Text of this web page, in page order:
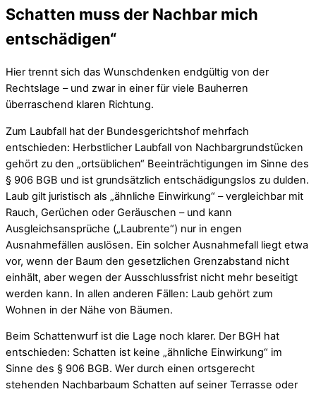
Schatten muss der Nachbar mich
entschädigen“
Hier trennt sich das Wunschdenken endgültig von der
Rechtslage – und zwar in einer für viele Bauherren
überraschend klaren Richtung.
Zum Laubfall hat der Bundesgerichtshof mehrfach
entschieden: Herbstlicher Laubfall von Nachbargrundstücken
gehört zu den „ortsüblichen“ Beeinträchtigungen im Sinne des
§ 906 BGB und ist grundsätzlich entschädigungslos zu dulden.
Laub gilt juristisch als „ähnliche Einwirkung“ – vergleichbar mit
Rauch, Gerüchen oder Geräuschen – und kann
Ausgleichsansprüche („Laubrente“) nur in engen
Ausnahmefällen auslösen. Ein solcher Ausnahmefall liegt etwa
vor, wenn der Baum den gesetzlichen Grenzabstand nicht
einhält, aber wegen der Ausschlussfrist nicht mehr beseitigt
werden kann. In allen anderen Fällen: Laub gehört zum
Wohnen in der Nähe von Bäumen.
Beim Schattenwurf ist die Lage noch klarer. Der BGH hat
entschieden: Schatten ist keine „ähnliche Einwirkung“ im
Sinne des § 906 BGB. Wer durch einen ortsgerecht
stehenden Nachbarbaum Schatten auf seiner Terrasse oder